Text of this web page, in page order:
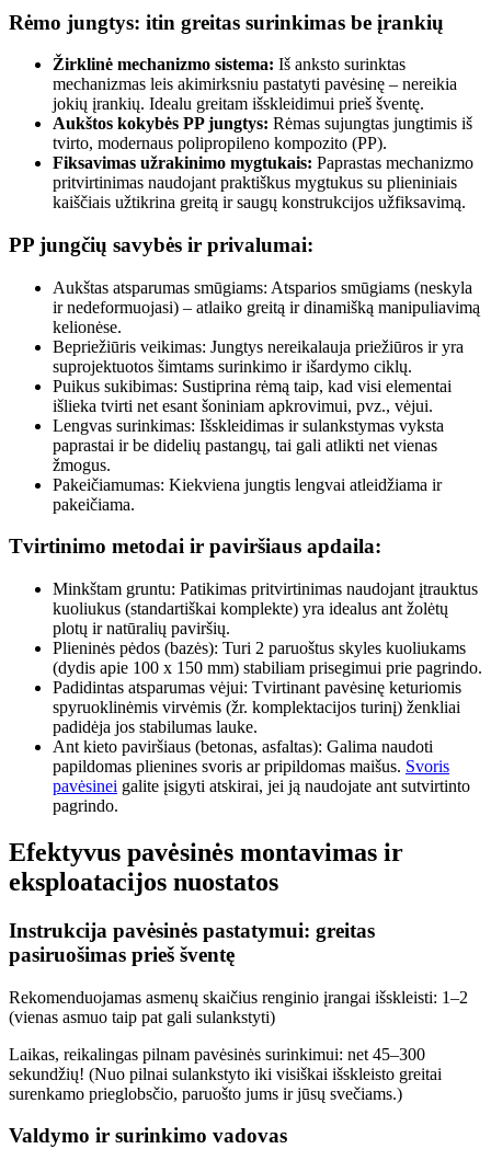
Rėmo jungtys: itin greitas surinkimas be įrankių
Žirklinė mechanizmo sistema: Iš anksto surinktas
mechanizmas leis akimirksniu pastatyti pavėsinę – nereikia
jokių įrankių. Idealu greitam išskleidimui prieš šventę.
Aukštos kokybės PP jungtys: Rėmas sujungtas jungtimis iš
tvirto, modernaus polipropileno kompozito (PP).
Fiksavimas užrakinimo mygtukais: Paprastas mechanizmo
pritvirtinimas naudojant praktiškus mygtukus su plieniniais
kaiščiais užtikrina greitą ir saugų konstrukcijos užfiksavimą.
PP jungčių savybės ir privalumai:
Aukštas atsparumas smūgiams: Atsparios smūgiams (neskyla
ir nedeformuojasi) – atlaiko greitą ir dinamišką manipuliavimą
kelionėse.
Bepriežiūris veikimas: Jungtys nereikalauja priežiūros ir yra
suprojektuotos šimtams surinkimo ir išardymo ciklų.
Puikus sukibimas: Sustiprina rėmą taip, kad visi elementai
išlieka tvirti net esant šoniniam apkrovimui, pvz., vėjui.
Lengvas surinkimas: Išskleidimas ir sulankstymas vyksta
paprastai ir be didelių pastangų, tai gali atlikti net vienas
žmogus.
Pakeičiamumas: Kiekviena jungtis lengvai atleidžiama ir
pakeičiama.
Tvirtinimo metodai ir paviršiaus apdaila:
Minkštam gruntu: Patikimas pritvirtinimas naudojant įtrauktus
kuoliukus (standartiškai komplekte) yra idealus ant žolėtų
plotų ir natūralių paviršių.
Plieninės pėdos (bazės): Turi 2 paruoštus skyles kuoliukams
(dydis apie 100 x 150 mm) stabiliam prisegimui prie pagrindo.
Padidintas atsparumas vėjui: Tvirtinant pavėsinę keturiomis
spyruoklinėmis virvėmis (žr. komplektacijos turinį) ženkliai
padidėja jos stabilumas lauke.
Ant kieto paviršiaus (betonas, asfaltas): Galima naudoti
papildomas plienines svoris ar pripildomas maišus. Svoris
pavėsinei galite įsigyti atskirai, jei ją naudojate ant sutvirtinto
pagrindo.
Efektyvus pavėsinės montavimas ir
eksploatacijos nuostatos
Instrukcija pavėsinės pastatymui: greitas
pasiruošimas prieš šventę
Rekomenduojamas asmenų skaičius renginio įrangai išskleisti: 1–2
(vienas asmuo taip pat gali sulankstyti)
Laikas, reikalingas pilnam pavėsinės surinkimui: net 45–300
sekundžių! (Nuo pilnai sulankstyto iki visiškai išskleisto greitai
surenkamo prieglobsčio, paruošto jums ir jūsų svečiams.)
Valdymo ir surinkimo vadovas